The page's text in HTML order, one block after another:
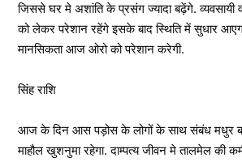
जिससे घर मे अशांति के प्रसंग ज्यादा बढ़ेंगे. व्यवसायी
को लेकर परेशान रहेंगे इसके बाद स्थिति में सुधार
मानसिकता आज ओरो को परेशान करेगी.
सिंह राशि
आज के दिन आस पड़ोस के लोगों के साथ संबंध मधुर
माहौल खुशनुमा रहेगा. दाम्पत्य जीवन मे तालमेल की